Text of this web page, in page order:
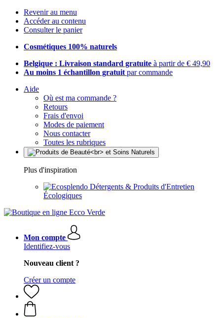
Revenir au menu
Accéder au contenu
Consulter le panier
Cosmétiques 100% naturels
Belgique : Livraison standard gratuite à partir de € 49,90
Au moins 1 échantillon gratuit par commande
Aide
Où est ma commande ?
Retours
Frais d'envoi
Modes de paiement
Nous contacter
Toutes les rubriques
Plus d'inspiration
Détergents & Produits d'Entretien
Écologiques
Mon compte
Identifiez-vous
Nouveau client ?
Créer un compte